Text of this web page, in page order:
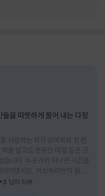
들을 따뜻하게 품어 내는 다정
사랑하는 작가 강미희의 첫 번
을 덮고도 한동안 마음 깊은 곳
습니다. 누군가의 지나온 시간을
이면서도, 이상하리만치 읽는
다시 돌아보게 만드는 책이었
님의 리뷰